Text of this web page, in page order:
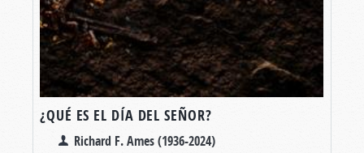
¿QUÉ ES EL DÍA DEL SEÑOR?
Richard F. Ames (1936-2024)